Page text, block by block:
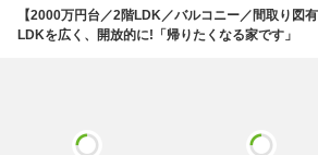
【2000万円台／2階LDK／バルコニー／間取り図
LDKを広く、開放的に!「帰りたくなる家です」